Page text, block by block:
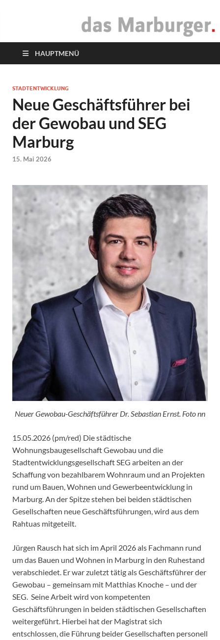
das Marburger.
HAUPTMENÜ
STADTENTWICKLUNG
Neue Geschäftsführer bei
der Gewobau und SEG
Marburg
15. Mai 2026
Neuer Gewobau-Geschäftsführer Dr. Sebastian Ernst. Foto nn
15.05.2026 (pm/red) Die städtische
Wohnungsbaugesellschaft Gewobau und die
Stadtentwicklungsgesellschaft SEG arbeiten an der
Schaffung von bezahlbarem Wohnraum und an Projekten
rund um Bauen, Wohnen und Gewerbeentwicklung in
Marburg. An der Spitze stehen bei beiden städtischen
Gesellschaften neue Geschäftsführungen, wird aus dem
Rahtuas mitgeteilt.
Jürgen Rausch hat sich im April 2026 als Fachmann rund
um das Bauen und Wohnen in Marburg in den Ruhestand
verabschiedet. Er war zuletzt tätig als Geschäftsführer der
Gewobau – gemeinsam mit Matthias Knoche – und der
SEG. Seine Arbeit wird von kompetenten
Geschäftsführungen in beiden städtischen Gesellschaften
weitergeführt. Hierbei hat der Magistrat sich
entschlossen, die Führung beider Gesellschaften personell